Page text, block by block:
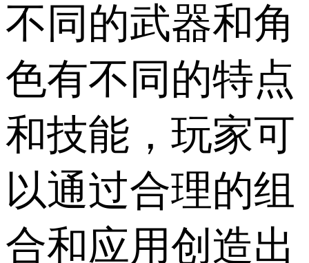
不同的武器和角
色有不同的特点
和技能，玩家可
以通过合理的组
合和应用创造出